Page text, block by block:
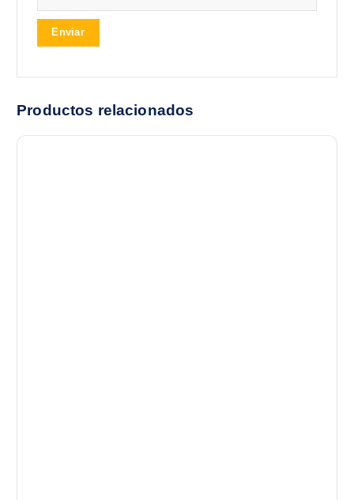
Productos relacionados